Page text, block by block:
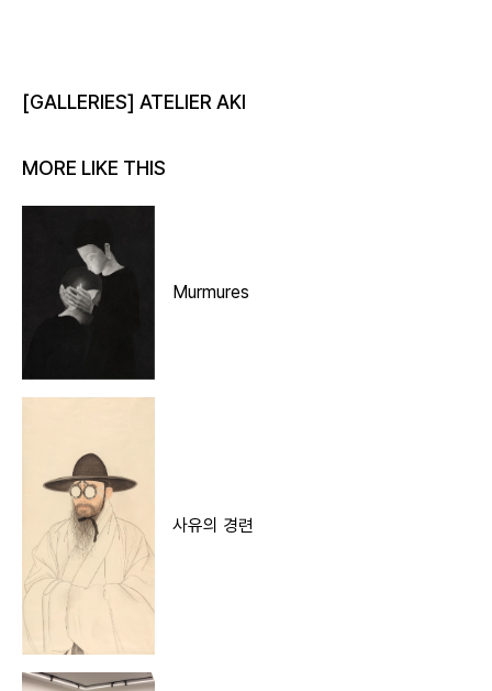
[GALLERIES] ATELIER AKI
MORE LIKE THIS
Murmures
사유의 경련